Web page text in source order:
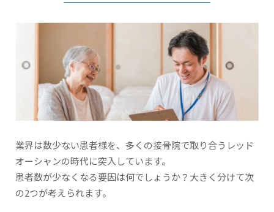
業界は数少ない患者様を、多くの接骨院で取り合うレッド
オーシャンの時代に突入しています。
患者数が少なくなる要因は何でしょうか？大きく分けて次
の2つが考えられます。